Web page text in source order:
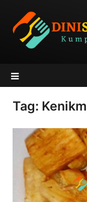
content
Tag: